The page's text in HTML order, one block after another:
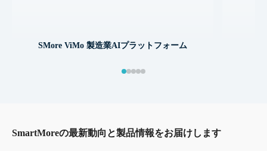
SMore ViMo 製造業AIプラットフォーム
SmartMoreの最新動向と製品情報をお届けします